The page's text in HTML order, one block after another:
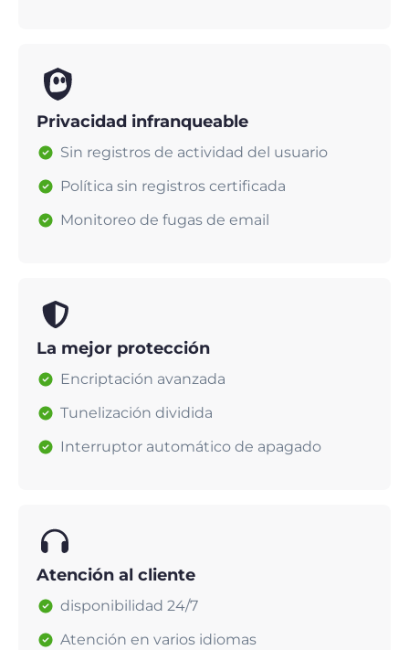
Privacidad infranqueable
Sin registros de actividad del usuario
Política sin registros certificada
Monitoreo de fugas de email
La mejor protección
Encriptación avanzada
Tunelización dividida
Interruptor automático de apagado
Atención al cliente
disponibilidad 24/7
Atención en varios idiomas